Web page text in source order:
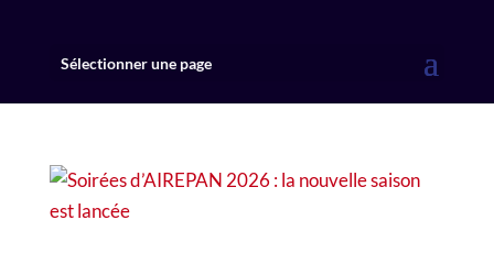
Sélectionner une page